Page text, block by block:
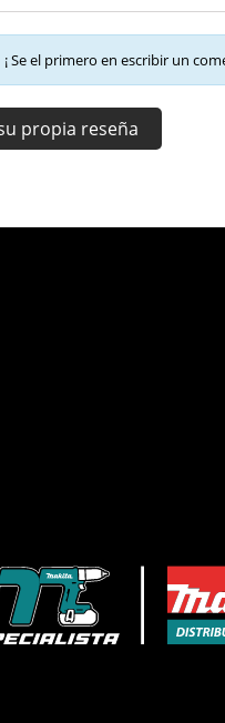
¡ Se el primero en escribir un
propia reseña